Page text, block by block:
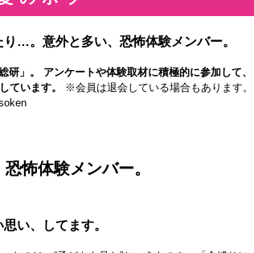
…。意外と多い、恐怖体験メンバー。
研」。 アンケートや体験取材に積極的に参加して、
ています。
※会員は退会している場合もあります。
怖体験メンバー。
い、してます。